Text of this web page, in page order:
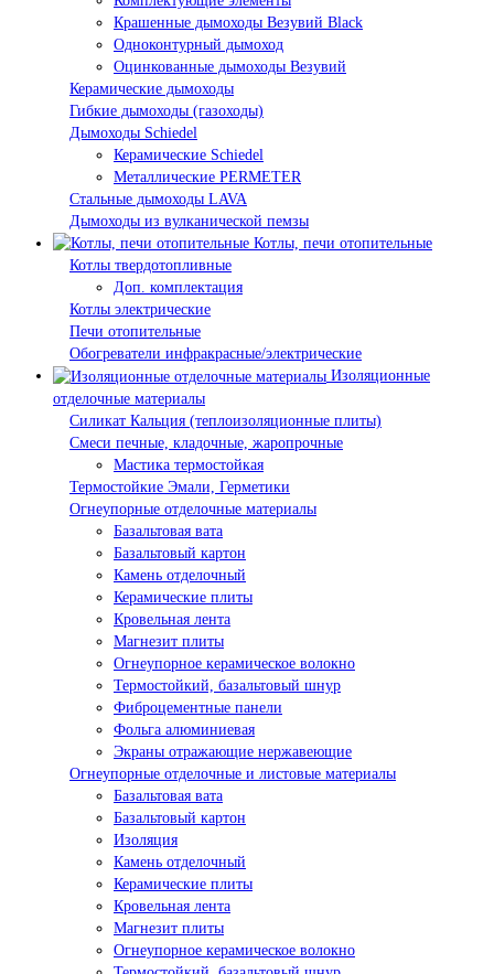
Крашенные дымоходы Везувий Black
Одноконтурный дымоход
Оцинкованные дымоходы Везувий
Керамические дымоходы
Гибкие дымоходы (газоходы)
Дымоходы Schiedel
Керамические Schiedel
Металлические PERMETER
Стальные дымоходы LAVA
Дымоходы из вулканической пемзы
Котлы, печи отопительные
Котлы твердотопливные
Доп. комплектация
Котлы электрические
Печи отопительные
Обогреватели инфракрасные/электрические
Изоляционные
отделочные материалы
Силикат Кальция (теплоизоляционные плиты)
Смеси печные, кладочные, жаропрочные
Мастика термостойкая
Термостойкие Эмали, Герметики
Огнеупорные отделочные материалы
Базальтовая вата
Базальтовый картон
Камень отделочный
Керамические плиты
Кровельная лента
Магнезит плиты
Огнеупорное керамическое волокно
Термостойкий, базальтовый шнур
Фиброцементные панели
Фольга алюминиевая
Экраны отражающие нержавеющие
Огнеупорные отделочные и листовые материалы
Базальтовая вата
Базальтовый картон
Изоляция
Камень отделочный
Керамические плиты
Кровельная лента
Магнезит плиты
Огнеупорное керамическое волокно